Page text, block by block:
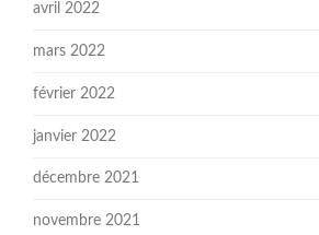
avril 2022
mars 2022
février 2022
janvier 2022
décembre 2021
novembre 2021